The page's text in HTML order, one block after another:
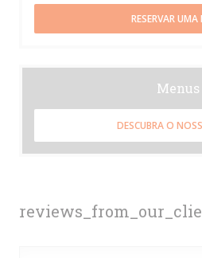
RESERVAR UMA
Menus
DESCUBRA O